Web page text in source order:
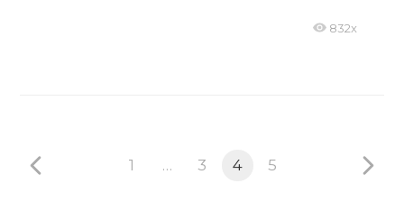
832x
1 … 3 4 5